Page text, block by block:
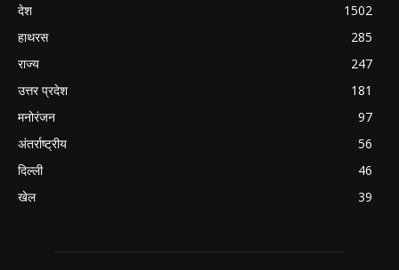
देश
1502
हाथरस
285
राज्य
247
उत्तर प्रदेश
181
मनोरंजन
97
अंतर्राष्ट्रीय
56
दिल्ली
46
खेल
39